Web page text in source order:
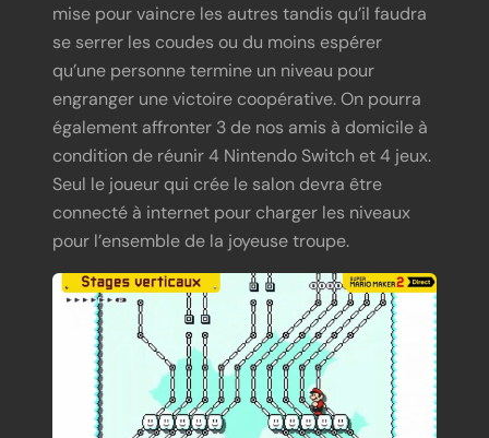
mise pour vaincre les autres tandis qu’il faudra
se serrer les coudes ou du moins espérer
qu’une personne termine un niveau pour
engranger une victoire coopérative. On pourra
également affronter 3 de nos amis à domicile à
condition de réunir 4 Nintendo Switch et 4 jeux.
Seul le joueur qui crée le salon devra être
connecté à internet pour charger les niveaux
pour l’ensemble de la joyeuse troupe.